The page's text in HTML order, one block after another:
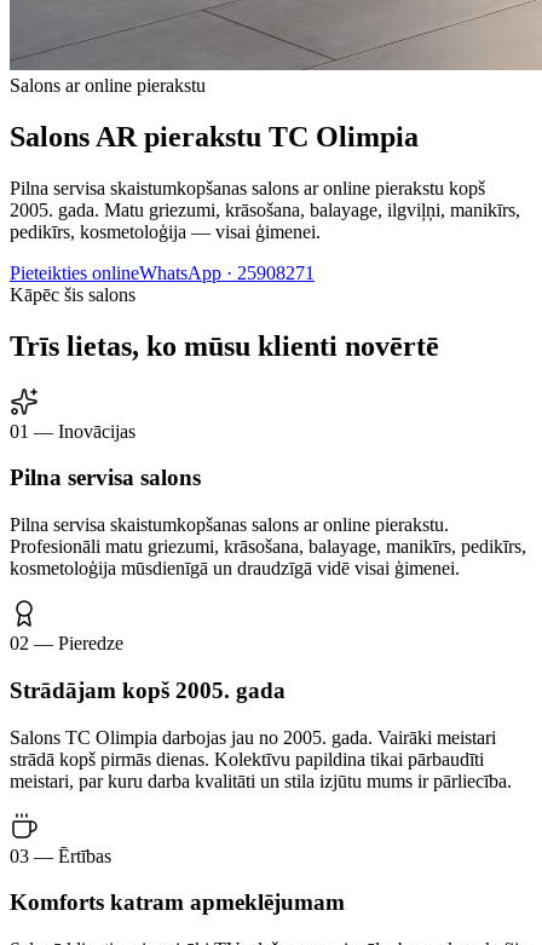
Salons ar online pierakstu
Salons AR pierakstu TC Olimpia
Pilna servisa skaistumkopšanas salons ar online pierakstu kopš
2005. gada. Matu griezumi, krāsošana, balayage, ilgviļņi, manikīrs,
pedikīrs, kosmetoloģija — visai ģimenei.
Pieteikties onlineWhatsApp · 25908271
Kāpēc šis salons
Trīs lietas, ko mūsu klienti novērtē
01 — Inovācijas
Pilna servisa salons
Pilna servisa skaistumkopšanas salons ar online pierakstu.
Profesionāli matu griezumi, krāsošana, balayage, manikīrs, pedikīrs,
kosmetoloģija mūsdienīgā un draudzīgā vidē visai ģimenei.
02 — Pieredze
Strādājam kopš 2005. gada
Salons TC Olimpia darbojas jau no 2005. gada. Vairāki meistari
strādā kopš pirmās dienas. Kolektīvu papildina tikai pārbaudīti
meistari, par kuru darba kvalitāti un stila izjūtu mums ir pārliecība.
03 — Ērtības
Komforts katram apmeklējumam